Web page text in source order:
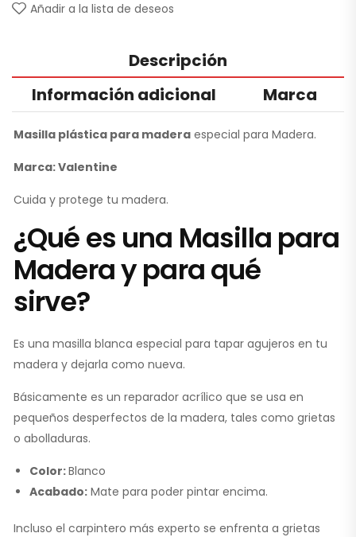
Añadir a la lista de deseos
Descripción
Información adicional
Marca
Masilla plástica para madera especial para Madera.
Marca: Valentine
Cuida y protege tu madera.
¿Qué es una Masilla para
Madera y para qué
sirve?
Es una masilla blanca especial para tapar agujeros en tu
madera y dejarla como nueva.
Básicamente es un reparador acrílico que se usa en
pequeños desperfectos de la madera, tales como grietas
o abolladuras.
Color:Blanco
Acabado: Mate para poder pintar encima.
Incluso el carpintero más experto se enfrenta a grietas